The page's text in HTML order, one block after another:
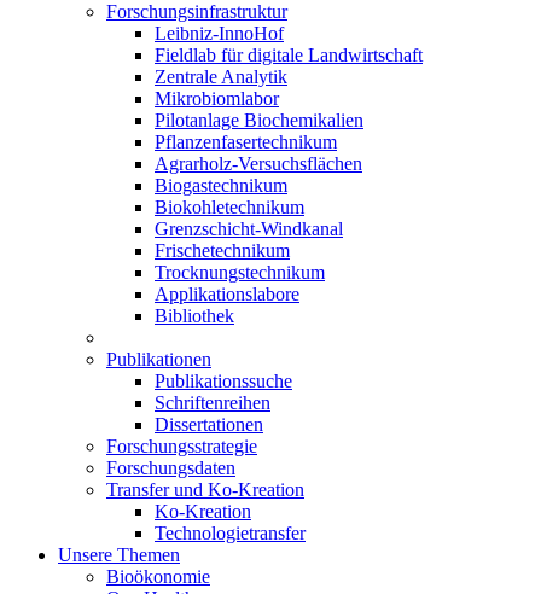
Forschungsinfrastruktur
Leibniz-InnoHof
Fieldlab für digitale Landwirtschaft
Zentrale Analytik
Mikrobiomlabor
Pilotanlage Biochemikalien
Pflanzenfasertechnikum
Agrarholz-Versuchsflächen
Biogastechnikum
Biokohletechnikum
Grenzschicht-Windkanal
Frischetechnikum
Trocknungstechnikum
Applikationslabore
Bibliothek
Publikationen
Publikationssuche
Schriftenreihen
Dissertationen
Forschungsstrategie
Forschungsdaten
Transfer und Ko-Kreation
Ko-Kreation
Technologietransfer
Unsere Themen
Bioökonomie